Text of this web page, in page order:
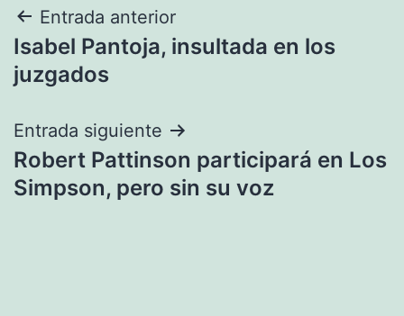
Navegación
de
Entrada anterior
Isabel Pantoja, insultada en los
juzgados
Entrada siguiente
Robert Pattinson participará en Los
Simpson, pero sin su voz